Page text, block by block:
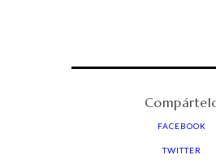
FACEBOOK
TWITTER